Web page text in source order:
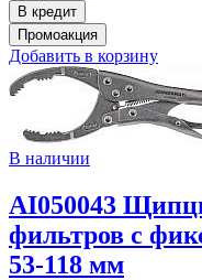
Добавить в корзину
В наличии
AI050043
фильтров с
53-118 мм